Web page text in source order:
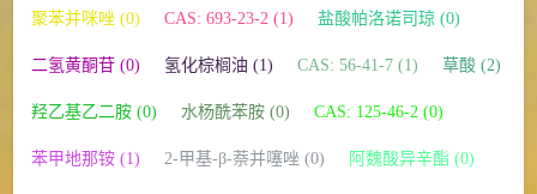
聚苯并咪唑 (0) CAS: 693-23-2 (1) 盐酸帕洛诺司琼 (0)
二氢黄酮苷 (0) 氢化棕榈油 (1) CAS: 56-41-7 (1) 草酸 (2)
羟乙基乙二胺 (0) 水杨酰苯胺 (0) CAS: 125-46-2 (0)
苯甲地那铵 (1) 2-甲基-β-萘并噻唑 (0) 阿魏酸异辛酯 (0)